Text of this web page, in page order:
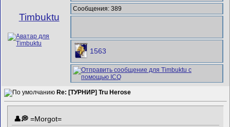
Timbuktu
Сообщения: 389
1563
Re: [ТУРНИР] Tru Herose
=Morgot=